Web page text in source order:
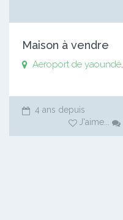
Maison à vendre
Aeroport de yaoundé,
4 ans depuis
J'aime ...